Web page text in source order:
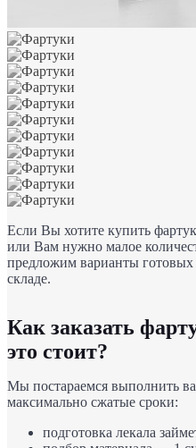
Если Вы хотите купить
или Вам нужно малое
предложим варианты
складе.
Как заказать
это стоит?
Мы постараемся выполнить
максимально сжатые сроки:
подготовка лекала